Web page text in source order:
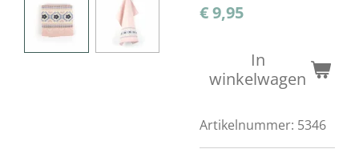
€ 9,95
In
winkelwagen
Artikelnummer: 5346